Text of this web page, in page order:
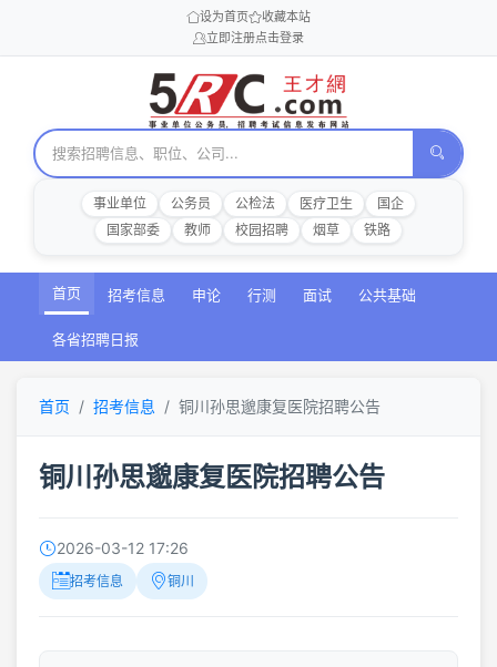
设为首页
收藏本站
立即注册点击登录
事业单位 公务员 公检法 医疗卫生
国企
国家部委
教师 校园招聘 烟草 铁路
首页 招考信息 申论 行测 面试 公共基础
各省招聘日报
首页 招考信息 铜川孙思邈康复医院招聘公告
铜川孙思邈康复医院招聘公告
2026-03-12 17:26
招考信息 铜川